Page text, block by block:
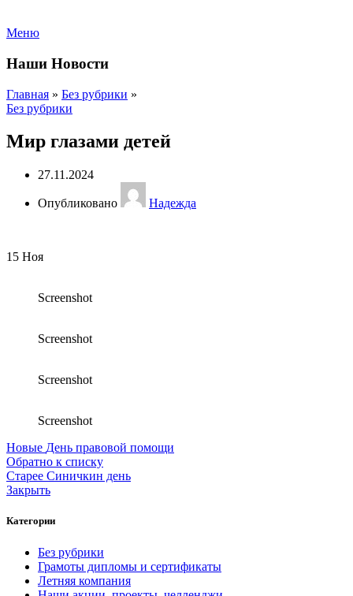
Меню
Наши Новости
Главная » Без рубрики »
Без рубрики
Мир глазами детей
27.11.2024
Опубликовано Надежда
15 Ноя
Screenshot
Screenshot
Screenshot
Screenshot
Новые День правовой помощи
Обратно к списку
Старее Синичкин день
Закрыть
Категории
Без рубрики
Грамоты дипломы и сертификаты
Летняя компания